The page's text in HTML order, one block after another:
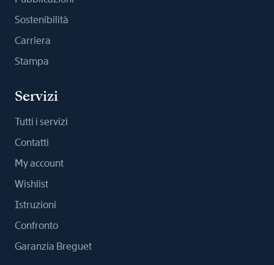
Sostenibilità
Carriera
Stampa
Servizi
Tutti i servizi
Contatti
My account
Wishlist
Istruzioni
Confronto
Garanzia Breguet